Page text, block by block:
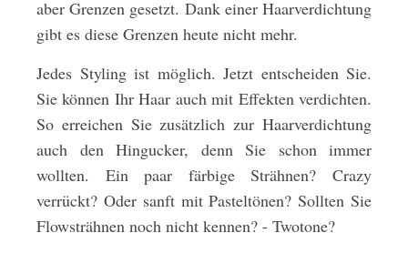
aber Grenzen gesetzt. Dank einer Haarverdichtung
gibt es diese Grenzen heute nicht mehr.
Jedes Styling ist möglich. Jetzt entscheiden Sie.
Sie können Ihr Haar auch mit Effekten verdichten.
So erreichen Sie zusätzlich zur Haarverdichtung
auch den Hingucker, denn Sie schon immer
wollten. Ein paar färbige Strähnen? Crazy
verrückt? Oder sanft mit Pasteltönen? Sollten Sie
Flowsträhnen noch nicht kennen? - Twotone?